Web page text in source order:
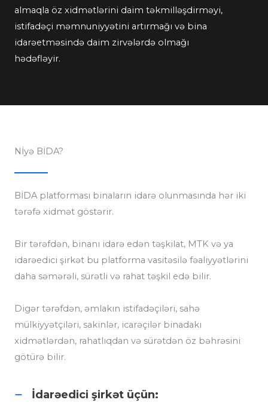
almaqla öz xidmətlərini daim təkmilləşdirməyi,
istifadəçi məmnuniyyətini artırmağı və bina
idarəetməsində daim zirvələrdə olmağı
hədəfləyir.
Nİyə BİDA?
BİDA platforması binaların idarə olunmasında hər iki
tərəfə xidmət göstərir.
Bir tərəfdən, binanı idarə edən təşkilat, MTK və ya
idarəedici şirkət bu platforma vasitəsilə fəaliyyətlərini
daha səmərəli, sürətli və rahat təşkil edə bilir.
Digər tərəfdən, əmlakın istifadəçiləri, sahə
mülkiyyətçiləri, sakinlər, icarəçilər binadakı
xidmətlərdən, rahatlıqdan və sürətdən öz bəhrəsini
götürə bilir.
İdarəedici şirkət üçün: